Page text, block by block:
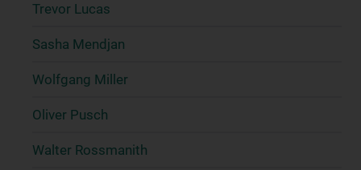
Trevor Lucas
Sasha Mendjan
Wolfgang Miller
Oliver Pusch
Walter Rossmanith